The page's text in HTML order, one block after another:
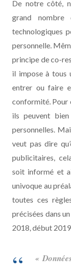
De notre côté,
grand nombre
technologiques
personnelle.
principe de co-
il impose à tous
entrer ou faire
conformité. Pour
ils peuvent
personnelles.
veut pas dire
publicitaires,
soit informé et
univoque au
toutes ces
précisées dans
2018, début
«